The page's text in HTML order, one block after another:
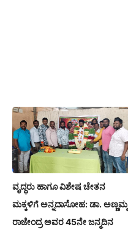
ವೃದ್ಧರು ಹಾಗೂ ವಿಶೇಷ ಚೇತನ
ಮಕ್ಕಳಿಗೆ ಅನ್ನದಾಸೋಹ: ಡಾ. ಅಣ್ಣಮ್ಮ
ರಾಜೇಂದ್ರ ಅವರ 45ನೇ ಜನ್ಮದಿನ